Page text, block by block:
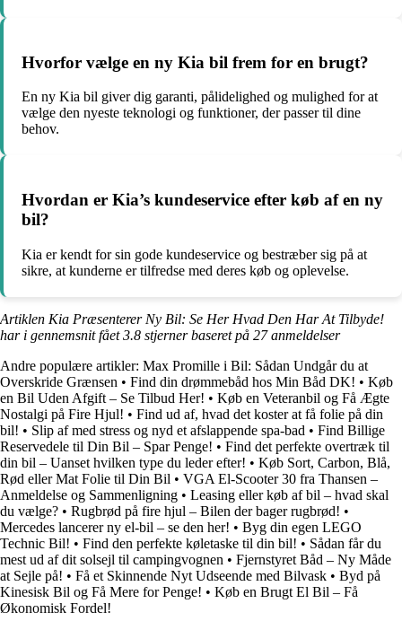
Hvorfor vælge en ny Kia bil frem for en brugt?
En ny Kia bil giver dig garanti, pålidelighed og mulighed for at
vælge den nyeste teknologi og funktioner, der passer til dine
behov.
Hvordan er Kia’s kundeservice efter køb af en ny
bil?
Kia er kendt for sin gode kundeservice og bestræber sig på at
sikre, at kunderne er tilfredse med deres køb og oplevelse.
Artiklen Kia Præsenterer Ny Bil: Se Her Hvad Den Har At Tilbyde!
har i gennemsnit fået3.8 stjerner baseret på 27anmeldelser
Andre populære artikler: Max Promille i Bil: Sådan Undgår du at
Overskride Grænsen • Find din drømmebåd hos Min Båd DK! • Køb
en Bil Uden Afgift – Se Tilbud Her! • Køb en Veteranbil og Få Ægte
Nostalgi på Fire Hjul! • Find ud af, hvad det koster at få folie på din
bil! • Slip af med stress og nyd et afslappende spa-bad • Find Billige
Reservedele til Din Bil – Spar Penge! • Find det perfekte overtræk til
din bil – Uanset hvilken type du leder efter! • Køb Sort, Carbon, Blå,
Rød eller Mat Folie til Din Bil • VGA El-Scooter 30 fra Thansen –
Anmeldelse og Sammenligning • Leasing eller køb af bil – hvad skal
du vælge? • Rugbrød på fire hjul – Bilen der bager rugbrød! •
Mercedes lancerer ny el-bil – se den her! • Byg din egen LEGO
Technic Bil! • Find den perfekte køletaske til din bil! • Sådan får du
mest ud af dit solsejl til campingvognen • Fjernstyret Båd – Ny Måde
at Sejle på! • Få et Skinnende Nyt Udseende med Bilvask • Byd på
Kinesisk Bil og Få Mere for Penge! • Køb en Brugt El Bil – Få
Økonomisk Fordel!